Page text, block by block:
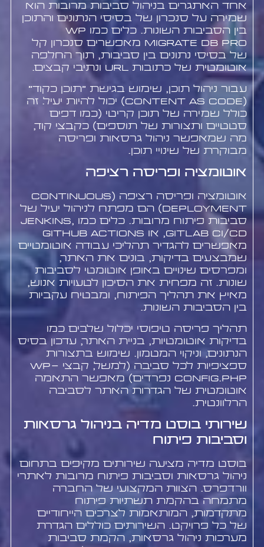
אחד האתגרים בניהול סביבות מרובות הוא
שמירה על סנכרון של בסיסי הנתונים והתוכן
בין הסביבות השונות. כלים כמו WP
Migrate DB Pro מאפשרים סנכרון קל
של בסיסי נתונים בין סביבות, תוך החלפה
אוטומטית של כתובות URL ונתיבי קבצים.
עבור ניהול תוכן, שימוש בגישת "תוכן כקוד"
(Content as Code) יכול להיות יעיל. זה
כולל שמירה של תוכן קריטי (כמו דפים
סטטיים ותצורות של תוספים) כקבצי קוד,
מה שמאפשר ניהול גרסאות ופריסה
מבוקרת של שינויי תוכן.
אוטומציה ופריסה רציפה
אוטומציה ופריסה רציפה (Continuous
Deployment) הם מפתח לניהול יעיל של
סביבות פיתוח מרובות. כלים כמו Jenkins,
GitLab CI/CD, או GitHub Actions
מאפשרים להגדיר תהליכי עבודה אוטומטיים
שמבצעים בדיקות, בונים את האתר,
ומפרסים שינויים באופן אוטומטי לסביבות
שונות. זה מפחית את הסיכון לטעויות אנוש,
מאיץ את תהליך הפיתוח, ומבטיח עקביות
בין הסביבות השונות.
תהליך פריסה טיפוסי יכלול שלבים כמו
בדיקות אוטומטיות, בניית האתר, עדכון בסיס
הנתונים, וניקוי המטמון. שימוש בתצורות
ספציפיות לכל סביבה (למשל, קבצי wp-
config.php נפרדים) מאפשר התאמה
אוטומטית של הגדרות האתר לסביבה
הרלוונטית.
שירותי בוסט מדיה בניהול גרסאות
וסביבות פיתוח
בוסט מדיה מציעה שירותים מקיפים בתחום
ניהול גרסאות וסביבות פיתוח מרובות לאתרי
וורדפרס. הצוות המקצועי של החברה
מתמחה בהקמת תשתיות פיתוח
מתקדמות, המותאמות לצרכים הייחודיים
של כל פרויקט. השירותים כוללים הגדרת
מערכות ניהול גרסאות, הקמת סביבות